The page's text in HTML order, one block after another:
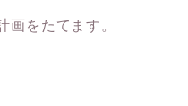
画をたてます。